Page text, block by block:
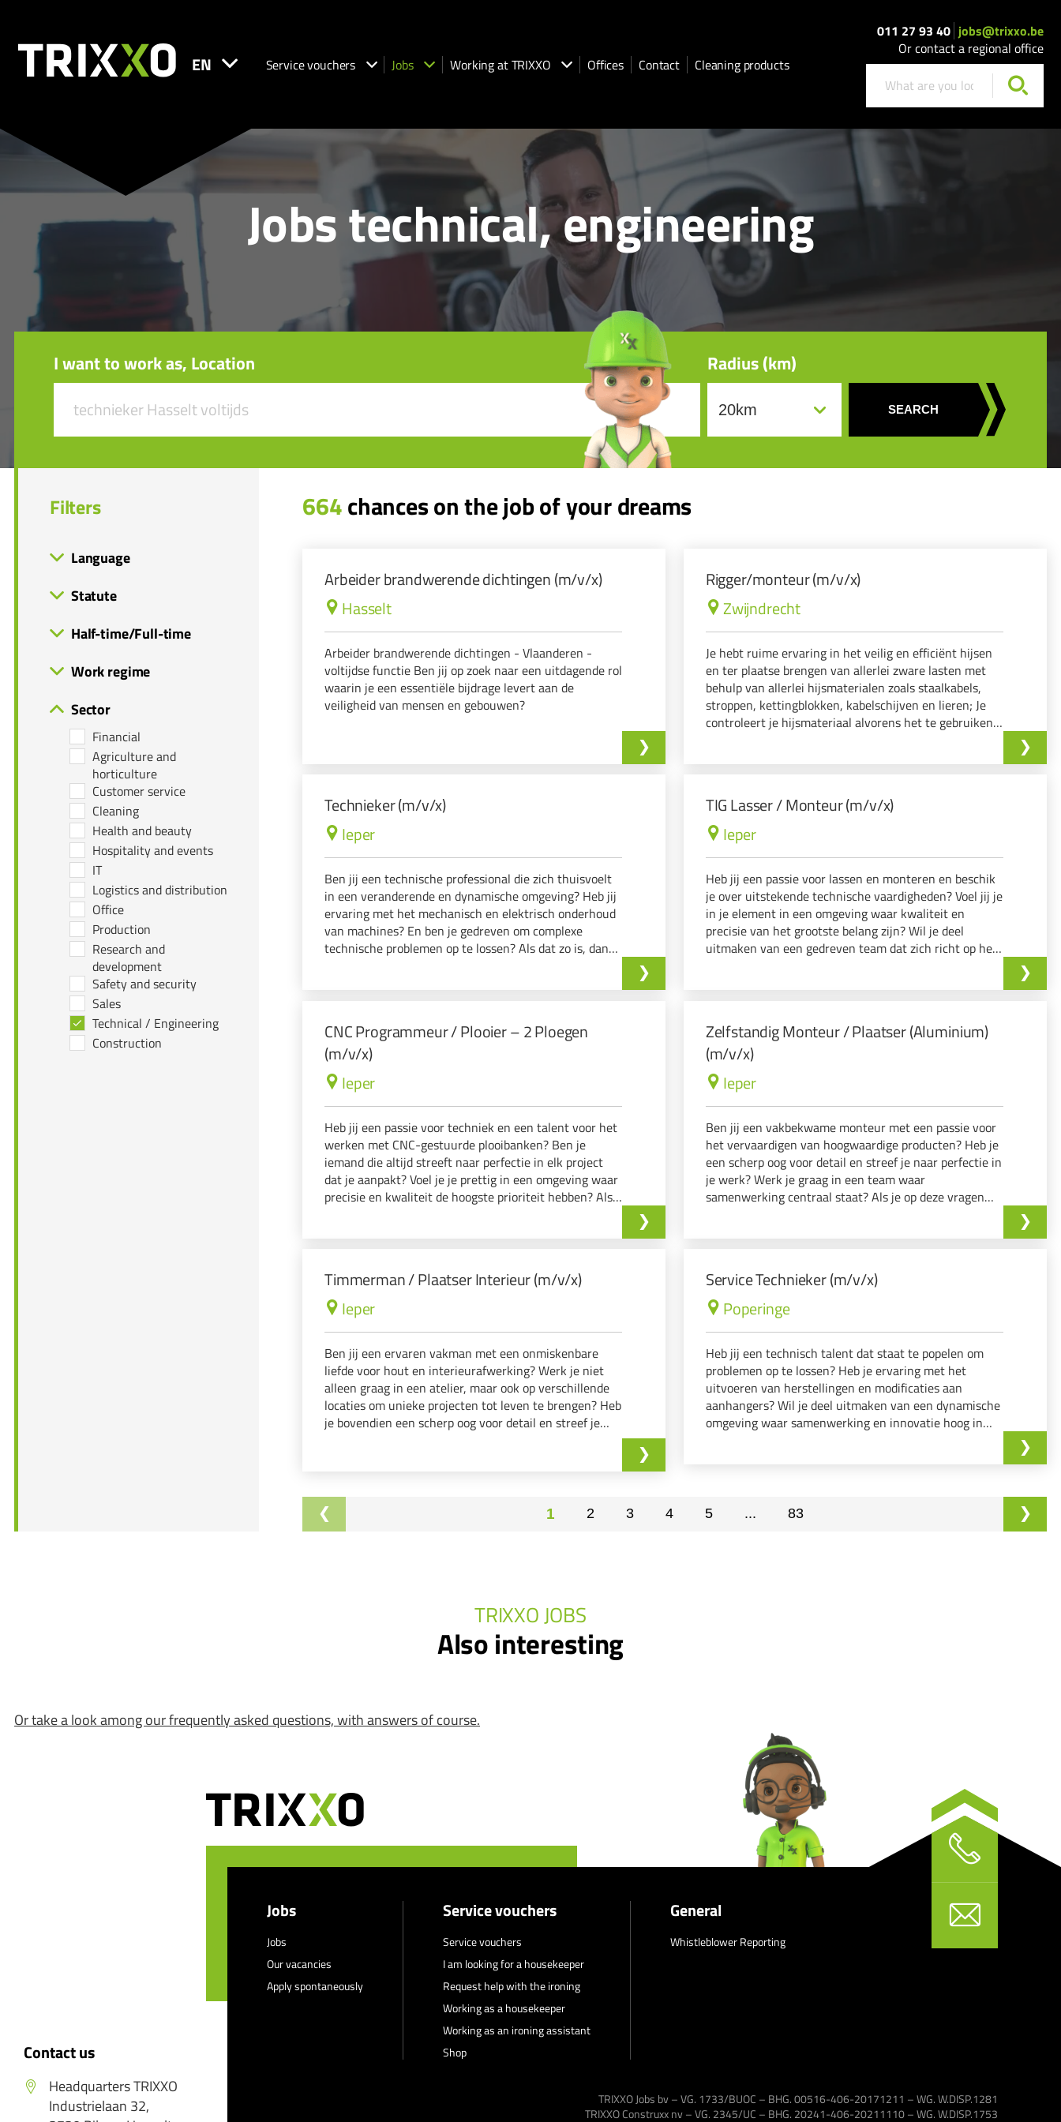
EN Service vouchers Jobs Working at TRIXXO Offices Contact Cleaning products
011 27 93 40 jobs@trixxo.be
Or contact a regional office
Jobs technical, engineering
I want to work as, Location Radius (km)
SEARCH
Filters
Language
Statute
Half-time/Full-time
Work regime
Sector
Financial
Agriculture and
horticulture
Customer service
Cleaning
Health and beauty
Hospitality and events
IT
Logistics and distribution
Office
Production
Research and
development
Safety and security
Sales
Technical / Engineering
Construction
664chances on the job of your dreams
Arbeider brandwerende dichtingen (m/v/x)
Hasselt
Arbeider brandwerende dichtingen - Vlaanderen -
voltijdse functie Ben jij op zoek naar een uitdagende rol
waarin je een essentiële bijdrage levert aan de
veiligheid van mensen en gebouwen?
Rigger/monteur (m/v/x)
Zwijndrecht
Je hebt ruime ervaring in het veilig en efficiënt hijsen
en ter plaatse brengen van allerlei zware lasten met
behulp van allerlei hijsmaterialen zoals staalkabels,
stroppen, kettingblokken, kabelschijven en lieren; Je
controleert je hijsmateriaal alvorens het te gebruiken
Technieker (m/v/x)
Ieper
Ben jij een technische professional die zich thuisvoelt
in een veranderende en dynamische omgeving? Heb jij
ervaring met het mechanisch en elektrisch onderhoud
van machines? En ben je gedreven om complexe
technische problemen op te lossen? Als dat zo is, dan
TIG Lasser / Monteur (m/v/x)
Ieper
Heb jij een passie voor lassen en monteren en beschik
je over uitstekende technische vaardigheden? Voel jij je
in je element in een omgeving waar kwaliteit en
precisie van het grootste belang zijn? Wil je deel
uitmaken van een gedreven team dat zich richt op het
CNC Programmeur / Plooier – 2 Ploegen
(m/v/x)
Ieper
Heb jij een passie voor techniek en een talent voor het
werken met CNC-gestuurde plooibanken? Ben je
iemand die altijd streeft naar perfectie in elk project
dat je aanpakt? Voel je je prettig in een omgeving waar
precisie en kwaliteit de hoogste prioriteit hebben? Als
Zelfstandig Monteur / Plaatser (Aluminium)
(m/v/x)
Ieper
Ben jij een vakbekwame monteur met een passie voor
het vervaardigen van hoogwaardige producten? Heb je
een scherp oog voor detail en streef je naar perfectie in
je werk? Werk je graag in een team waar
samenwerking centraal staat? Als je op deze vragen
Timmerman / Plaatser Interieur (m/v/x)
Ieper
Ben jij een ervaren vakman met een onmiskenbare
liefde voor hout en interieurafwerking? Werk je niet
alleen graag in een atelier, maar ook op verschillende
locaties om unieke projecten tot leven te brengen? Heb
je bovendien een scherp oog voor detail en streef je
Service Technieker (m/v/x)
Poperinge
Heb jij een technisch talent dat staat te popelen om
problemen op te lossen? Heb je ervaring met het
uitvoeren van herstellingen en modificaties aan
aanhangers? Wil je deel uitmaken van een dynamische
omgeving waar samenwerking en innovatie hoog in
1 2 3 4 5 ... 83
TRIXXO JOBS
Also interesting
Or take a look among our frequently asked questions, with answers of course.
Contact us
Headquarters TRIXXO
Industrielaan 32,
Jobs
Jobs
Our vacancies
Apply spontaneously
Service vouchers
Service vouchers
I am looking for a housekeeper
Request help with the ironing
Working as a housekeeper
Working as an ironing assistant
Shop
General
Whistleblower Reporting
TRIXXO Jobs bv – VG. 1733/BUOC – BHG. 00516-406-20171211 – WG. W.DISP.1281
TRIXXO Construxx nv – VG. 2345/UC – BHG. 20241-406-20211110 – WG. W.DISP.1753